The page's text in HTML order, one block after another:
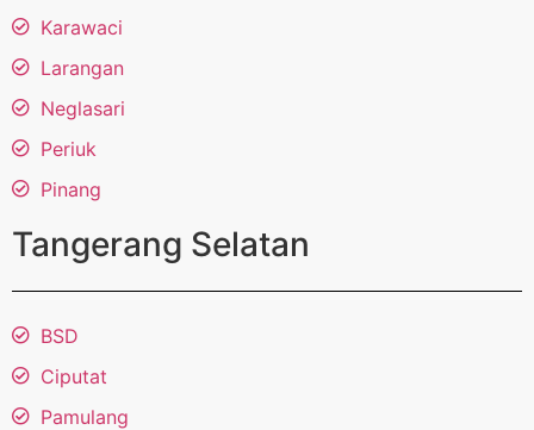
Karawaci
Larangan
Neglasari
Periuk
Pinang
Tangerang Selatan
BSD
Ciputat
Pamulang